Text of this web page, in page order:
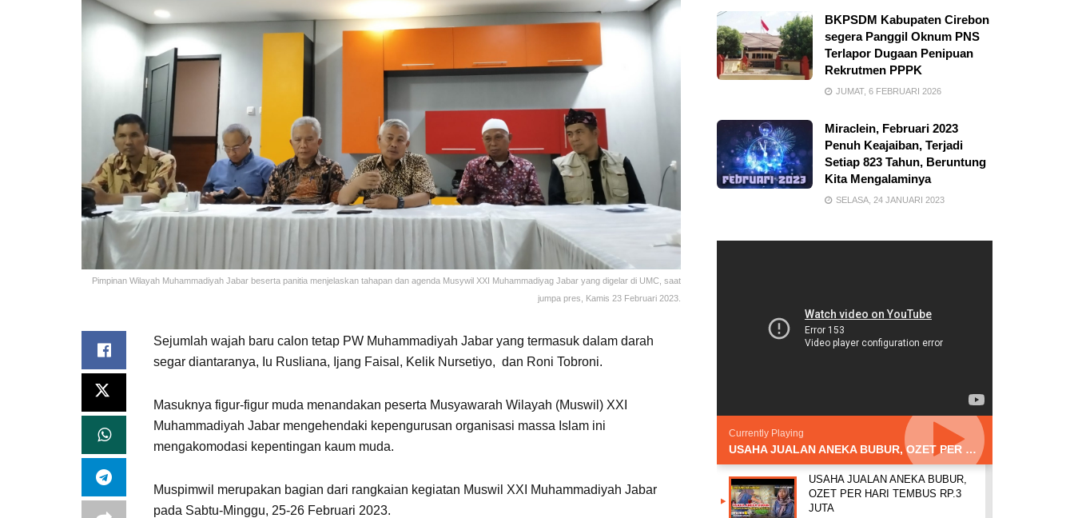
Pimpinan Wilayah Muhammadiyah Jabar beserta panitia menjelaskan tahapan dan agenda Musywil XXI Muhammadiyag Jabar yang digelar di UMC, saat
jumpa pres, Kamis 23 Februari 2023.
Sejumlah wajah baru calon tetap PW Muhammadiyah Jabar yang termasuk dalam darah
segar diantaranya, Iu Rusliana, Ijang Faisal, Kelik Nursetiyo, dan Roni Tobroni.
Masuknya figur-figur muda menandakan peserta Musyawarah Wilayah (Muswil) XXI
Muhammadiyah Jabar mengehendaki kepengurusan organisasi massa Islam ini
mengakomodasi kepentingan kaum muda.
Muspimwil merupakan bagian dari rangkaian kegiatan Muswil XXI Muhammadiyah Jabar
pada Sabtu-Minggu, 25-26 Februari 2023.
BKPSDM Kabupaten Cirebon
segera Panggil Oknum PNS
Terlapor Dugaan Penipuan
Rekrutmen PPPK
JUMAT, 6 FEBRUARI 2026
Miraclein, Februari 2023
Penuh Keajaiban, Terjadi
Setiap 823 Tahun, Beruntung
Kita Mengalaminya
SELASA, 24 JANUARI 2023
Currently Playing
USAHA JUALAN ANEKA BUBUR, OZET PER HARI TEMBUS RP.3 JUTA
USAHA JUALAN ANEKA BUBUR,
OZET PER HARI TEMBUS RP.3
JUTA